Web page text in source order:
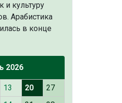
и культуру
Арабистика
в конце
2026
13 20
27